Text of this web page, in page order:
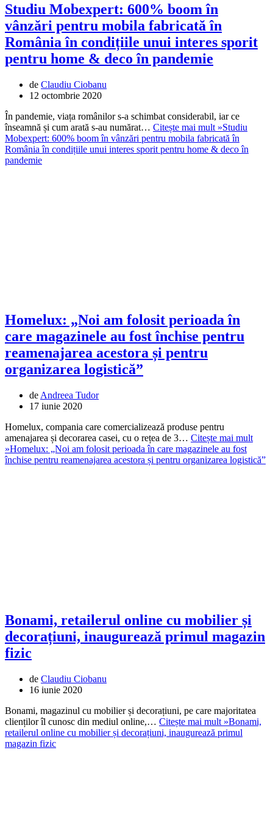
Studiu Mobexpert: 600% boom în
vânzări pentru mobila fabricată în
România în condițiile unui interes sporit
pentru home & deco în pandemie
de Claudiu Ciobanu
12 octombrie 2020
În pandemie, viața românilor s-a schimbat considerabil, iar ce
înseamnă și cum arată s-au numărat… Citește mai mult »Studiu
Mobexpert: 600% boom în vânzări pentru mobila fabricată în
România în condițiile unui interes sporit pentru home & deco în
pandemie
Homelux: „Noi am folosit perioada în
care magazinele au fost închise pentru
reamenajarea acestora și pentru
organizarea logistică”
de Andreea Tudor
17 iunie 2020
Homelux, compania care comercializează produse pentru
amenajarea și decorarea casei, cu o rețea de 3… Citește mai mult
»Homelux: „Noi am folosit perioada în care magazinele au fost
închise pentru reamenajarea acestora și pentru organizarea logistică”
Bonami, retailerul online cu mobilier și
decorațiuni, inaugurează primul magazin
fizic
de Claudiu Ciobanu
16 iunie 2020
Bonami, magazinul cu mobilier și decorațiuni, pe care majoritatea
clienților îl cunosc din mediul online,… Citește mai mult »Bonami,
retailerul online cu mobilier și decorațiuni, inaugurează primul
magazin fizic